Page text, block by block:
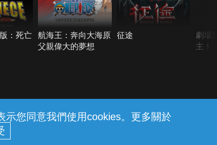
您同意我們使用cookies。更多關於
：死亡
航海王：奔向大海原
父親偉大的夢想
征途
劇場
主！